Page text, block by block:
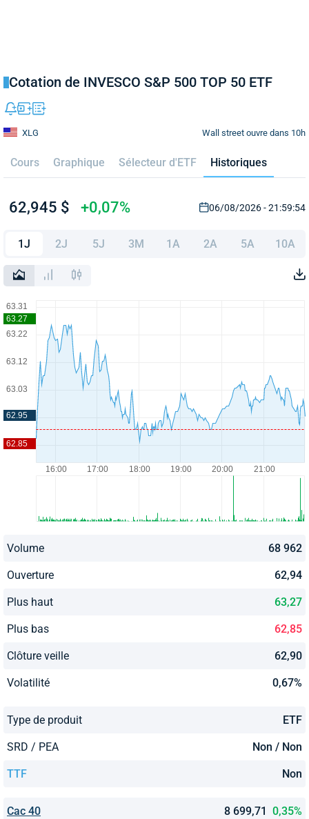
Cotation de INVESCO S&P 500 TOP 50 ETF
Wall street ouvre dans 10h
XLG
Cours Graphique Sélecteur d'ETF Historiques
62,945 $ +0,07% 06/08/2026 - 21:59:54
1J 2J 5J 3M 1A 2A 5A 10A
Volume 68 962
Ouverture 62,94
Plus haut 63,27
Plus bas 62,85
Clôture veille 62,90
Volatilité 0,67%
Type de produit ETF
SRD / PEA Non / Non
TTF Non
Cac 40 8 699,71 0,35%